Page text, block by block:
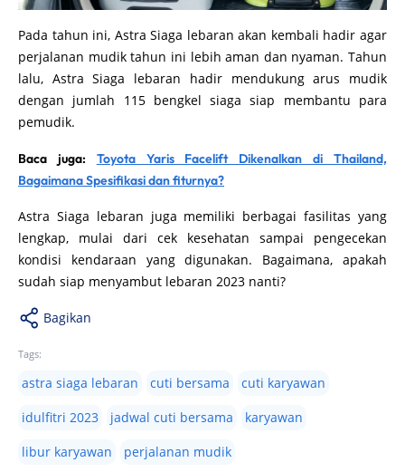
Pada tahun ini, Astra Siaga lebaran akan kembali hadir agar
perjalanan mudik tahun ini lebih aman dan nyaman. Tahun
lalu, Astra Siaga lebaran hadir mendukung arus mudik
dengan jumlah 115 bengkel siaga siap membantu para
pemudik.
Baca juga: Toyota Yaris Facelift Dikenalkan di Thailand,
Bagaimana Spesifikasi dan fiturnya?
Astra Siaga lebaran juga memiliki berbagai fasilitas yang
lengkap, mulai dari cek kesehatan sampai pengecekan
kondisi kendaraan yang digunakan. Bagaimana, apakah
sudah siap menyambut lebaran 2023 nanti?
Bagikan
Tags:
astra siaga lebaran cuti bersama
cuti karyawan
idulfitri 2023
jadwal cuti bersama
karyawan
libur karyawan
perjalanan mudik